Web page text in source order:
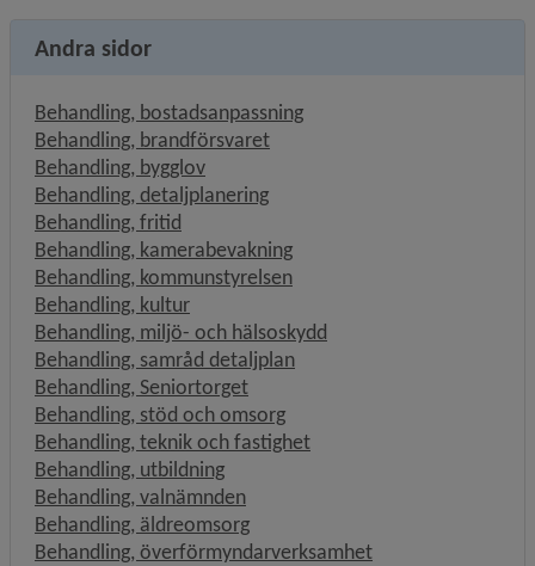
Andra sidor
Behandling, bostadsanpassning
Behandling, brandförsvaret
Behandling, bygglov
Behandling, detaljplanering
Behandling, fritid
Behandling, kamerabevakning
Behandling, kommunstyrelsen
Behandling, kultur
Behandling, miljö- och hälsoskydd
Behandling, samråd detaljplan
Behandling, Seniortorget
Behandling, stöd och omsorg
Behandling, teknik och fastighet
Behandling, utbildning
Behandling, valnämnden
Behandling, äldreomsorg
Behandling, överförmyndarverksamhet